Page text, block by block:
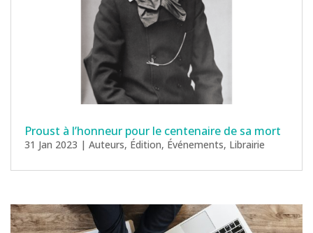
Proust à l’honneur pour le centenaire de sa mort
31 Jan 2023 | Auteurs, Édition, Événements, Librairie